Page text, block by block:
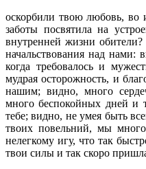
оскорбили твою любовь, во
заботы посвятила на
внутренней жизни
начальствования над нами:
когда требовалось и
мудрая осторожность, и
нашим; видно, много
много беспокойных дней и
тебе; видно, не умея быть
твоих повельний, мы
нелегкому игу, что так
твои силы и так скоро